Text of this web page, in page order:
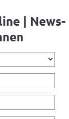
| News-